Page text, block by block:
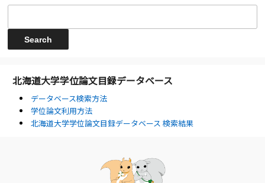
北海道大学学位論文目録データベース
データベース検索方法
学位論文利用方法
北海道大学学位論文目録データベース 検索結果